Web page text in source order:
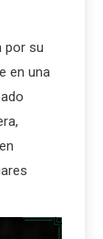
por su
en una